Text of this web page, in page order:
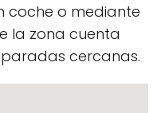
coche o mediante
la zona cuenta
cercanas.